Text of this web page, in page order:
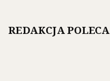
REDAKCJA POLECA